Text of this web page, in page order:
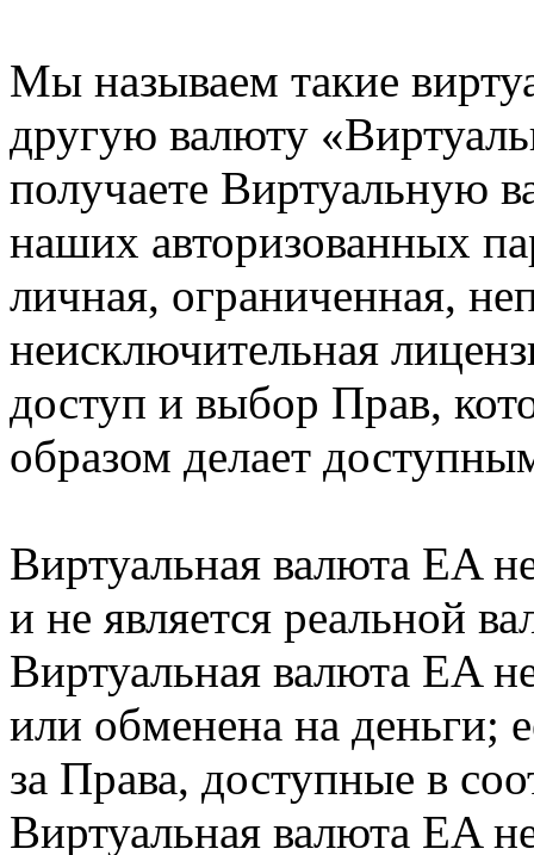
Мы называем такие
другую валюту
получаете Виртуальную
наших авторизованных
личная, ограниченная,
неисключительная
доступ и выбор Прав,
образом делает
Виртуальная валюта EA
и не является реальной
Виртуальная валюта EA
или обменена на деньги;
за Права, доступные в
Виртуальная валюта EA